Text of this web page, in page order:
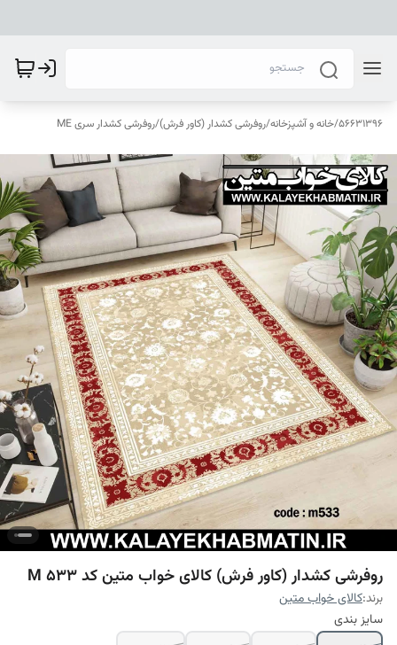
56631396
/خانه و آشپزخانه/روفرشی کشدار (کاور فرش)/روفرشی کشدار سری ME
روفرشی کشدار (کاور فرش) کالای خواب متین کد M 533
برند:کالای خواب متین
سایز بندی